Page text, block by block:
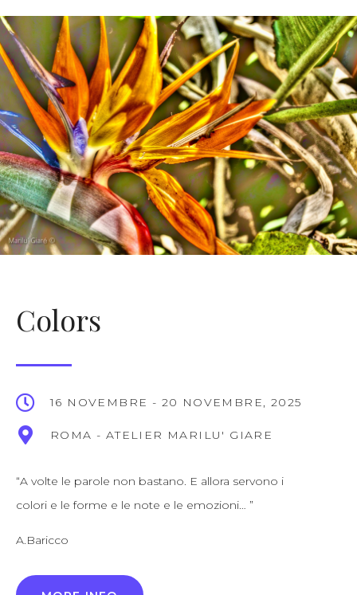
Colors
16 NOVEMBRE - 20 NOVEMBRE, 2025
ROMA - ATELIER MARILU' GIARE
“A volte le parole non bastano. E allora servono i
colori e le forme e le note e le emozioni… ”
A.Baricco